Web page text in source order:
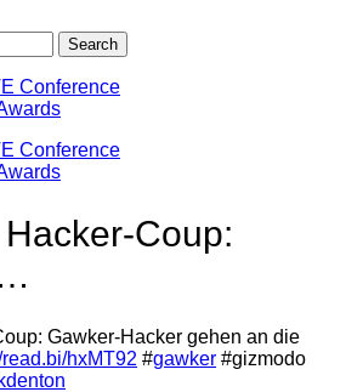
Conference
Conference
Coup:
Gawker-Hacker gehen an die
read.bi/hxMT92 #gawker #gizmodo